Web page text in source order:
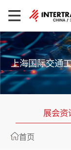
上海国际交通
展会资
首页